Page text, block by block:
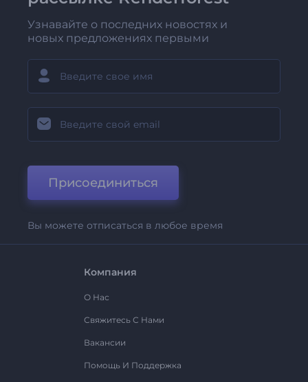
Узнавайте о последних новостях и
новых предложениях первыми
Присоединиться
Вы можете отписаться в любое время
Компания
О Нас
Свяжитесь С Нами
Вакансии
Помощь И Поддержка